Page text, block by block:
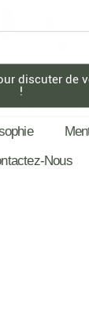
discuter de
!
Nous